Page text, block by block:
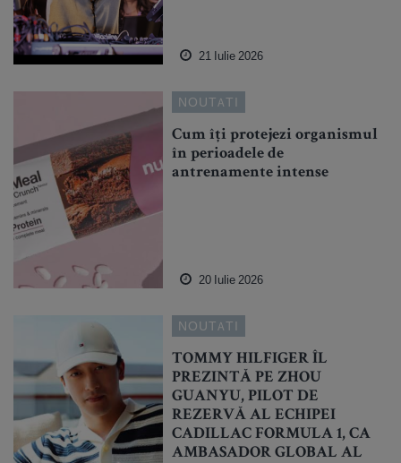
21 Iulie 2026
NOUTATI
Cum îți protejezi organismul
în perioadele de
antrenamente intense
20 Iulie 2026
NOUTATI
TOMMY HILFIGER ÎL
PREZINTĂ PE ZHOU
GUANYU, PILOT DE
REZERVĂ AL ECHIPEI
CADILLAC FORMULA 1, CA
AMBASADOR GLOBAL AL